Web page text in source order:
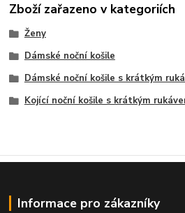
Zboží zařazeno v kategoriích
Ženy
Dámské noční košile
Dámské noční košile s krátkým
Kojící noční košile s krátkým
Informace pro zákazníky